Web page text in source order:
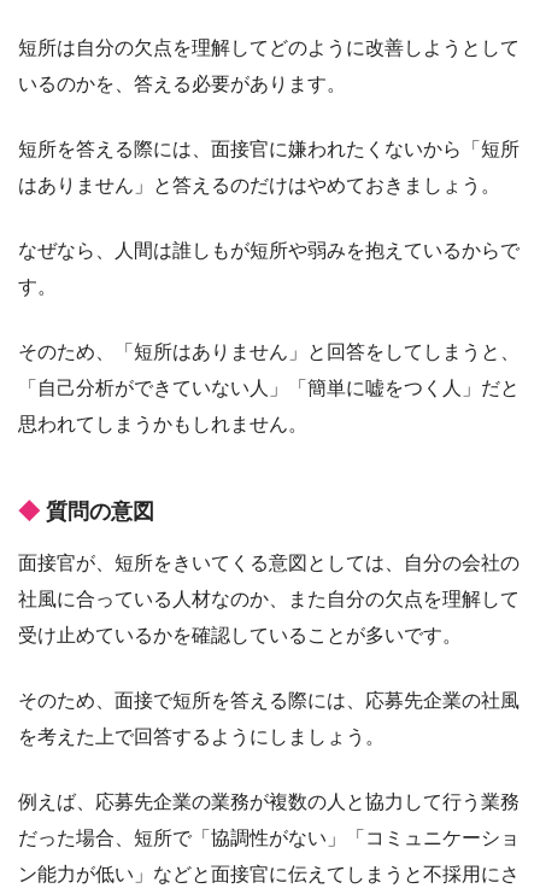
短所は自分の欠点を理解してどのように改善しようとして
いるのかを、答える必要があります。
短所を答える際には、面接官に嫌われたくないから「短所
はありません」と答えるのだけはやめておきましょう。
なぜなら、人間は誰しもが短所や弱みを抱えているからで
す。
そのため、「短所はありません」と回答をしてしまうと、
「自己分析ができていない人」「簡単に嘘をつく人」だと
思われてしまうかもしれません。
質問の意図
面接官が、短所をきいてくる意図としては、自分の会社の
社風に合っている人材なのか、また自分の欠点を理解して
受け止めているかを確認していることが多いです。
そのため、面接で短所を答える際には、応募先企業の社風
を考えた上で回答するようにしましょう。
例えば、応募先企業の業務が複数の人と協力して行う業務
だった場合、短所で「協調性がない」「コミュニケーショ
ン能力が低い」などと面接官に伝えてしまうと不採用にさ